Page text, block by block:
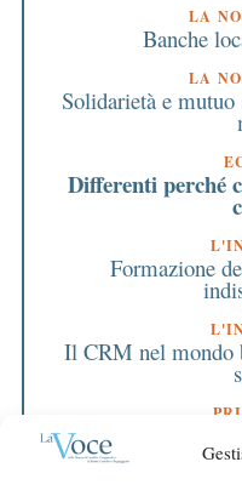
LA
Banche
LA
Solidarietà e mutuo
Differenti perché
Formazione
Il CRM nel mondo
Chi sta sul
non fa